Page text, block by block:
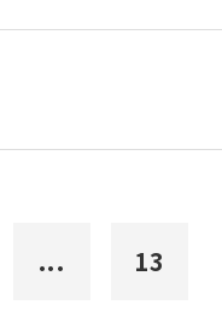
... 13